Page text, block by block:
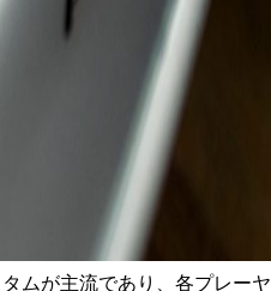
ムが主流であり、各プレーヤ